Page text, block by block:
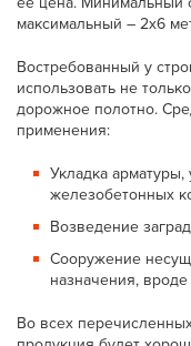
максимальный – 2x6
Востребованный у
использовать не
дорожное полотно.
применения:
Укладка
железобетонных
Возведение
Сооружение
назначения,
Во всех